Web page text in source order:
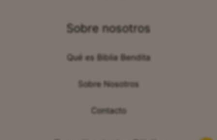
Sobre nosotros
Qué es Biblia Bendita
Sobre Nosotros
Contacto